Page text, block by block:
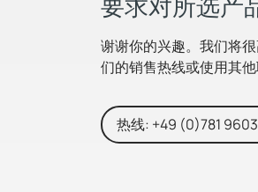
谢谢你的兴趣。我们将
们的销售热线或使用其他
热线: +49 (0)781